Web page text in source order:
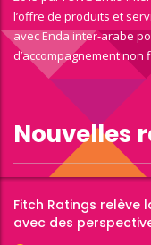
l’offre de produits et
avec Enda inter-arabe
d’accompagnement non
Nouvelles
Fitch Ratings relève
avec des